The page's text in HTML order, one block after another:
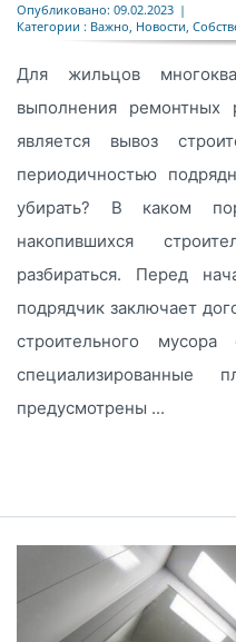
Опубликовано: 09.02.2023 |
Категории : Важно, Новости,
Для жильцов
выполнения ремонтных
является вывоз
периодичностью
убирать? В каком
накопившихся
разбираться. Перед
подрядчик заключает
строительного
специализированные
предусмотрены ...